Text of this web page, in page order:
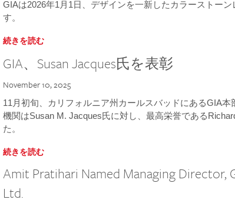
GIAは2026年1月1日、デザインを一新したカラーストー
す。
続きを読む
GIA、Susan Jacques氏を表彰
November 10, 2025
11月初旬、カリフォルニア州カールスバッドにあるGIA
機関はSusan M. Jacques氏に対し、最高栄誉である
た。
続きを読む
Amit Pratihari Named Managing Director,
Ltd.